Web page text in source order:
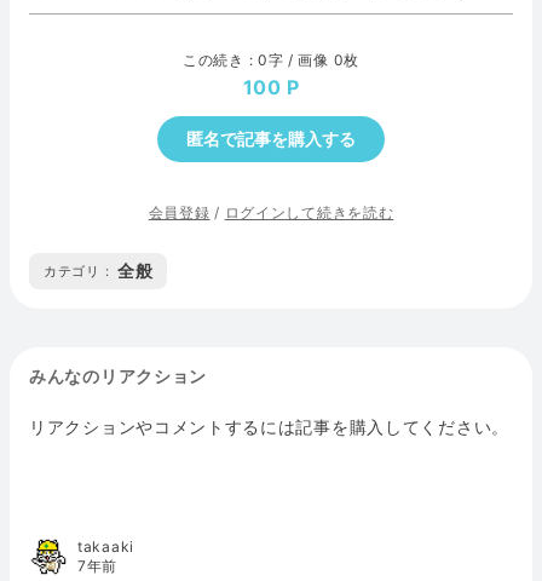
この続き : 0字 / 画像 0枚
100
匿名で記事を購入する
会員登録 / ログインして続きを読む
カテゴリ : 全般
みんなのリアクション
リアクションやコメントするには記事を購入してください。
takaaki
7年前